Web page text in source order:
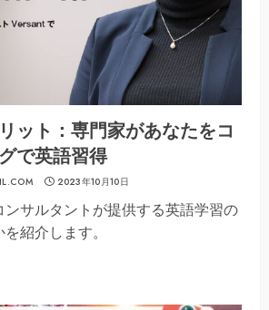
ット：専門家があなたをコ
で英語習得
2023年10月10日
ンサルタントが提供する英語学習の
紹介します。